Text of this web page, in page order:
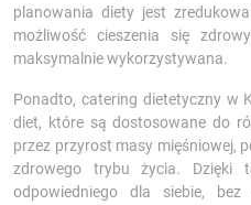
planowania diety jest
możliwość cieszenia się
maksymalnie wykorzystywana.
Ponadto, catering dietetyczny w
diet, które są dostosowane do
przez przyrost masy mięśniowej,
zdrowego trybu życia. Dzięki
odpowiedniego dla siebie,